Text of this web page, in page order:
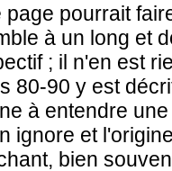
page pourrait
à un long et
; il n'en est
80-90 y est
à entendre
ignore et
bien